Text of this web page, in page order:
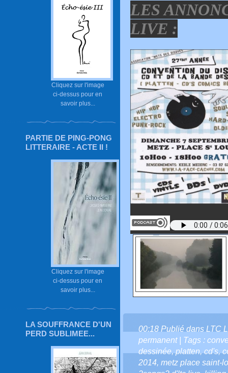
Cliquez sur l'image
ci-dessus pour en
savoir plus...
PARTIE DE PING-PONG
LITTERAIRE - ACTE II !
Cliquez sur l'image
ci-dessus pour en
savoir plus...
LA SOUFFRANCE D'UN
PERD SUBLIMEE...
LES
LIVE :
00:18 Publié dans LTC
permanent| Tags :
dessinée,platten,cd's,
2014, metz place saint-